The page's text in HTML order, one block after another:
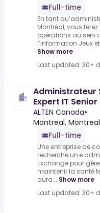
Full-time
En tant
Montréal, vous
opérations au sein
l’information Jeux
Show more
Last updated: 30+
Administrateur
Expert IT Senior
ALTEN Canada•
Montreal,
Full-time
Une entreprise de
recherche un·e
Exchange pour
maintenir la santé
aura... Show more
Last updated: 30+